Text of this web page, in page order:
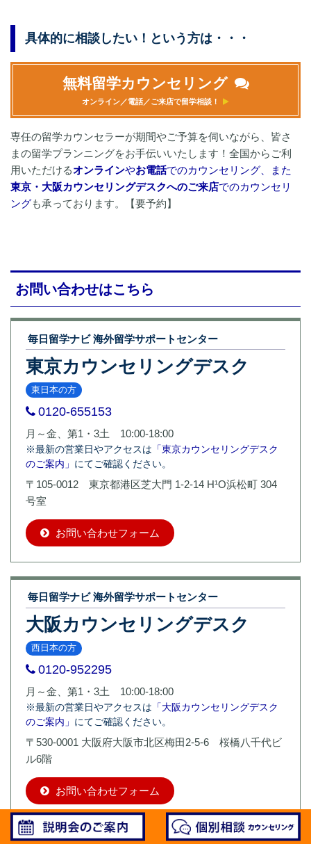
具体的に相談したい！という方は・・・
無料留学カウンセリング
オンライン／電話／ご来店で留学相談！
専任の留学カウンセラーが期間やご予算を伺いながら、皆さ
まの留学プランニングをお手伝いいたします！全国からご利
用いただけるオンラインやお電話でのカウンセリング、また
東京・大阪カウンセリングデスクへのご来店でのカウンセリ
ングも承っております。【要予約】
お問い合わせはこちら
毎日留学ナビ 海外留学サポートセンター
東京カウンセリングデスク
東日本の方
0120-655153
月～金、第1・3土 10:00-18:00
※最新の営業日やアクセスは 「東京カウンセリングデスク
のご案内」 にてご確認ください。
〒105-0012 東京都港区芝大門 1-2-14 H¹O浜松町 304
号室
お問い合わせフォーム
毎日留学ナビ 海外留学サポートセンター
大阪カウンセリングデスク
西日本の方
0120-952295
月～金、第1・3土 10:00-18:00
※最新の営業日やアクセスは 「大阪カウンセリングデスク
のご案内」 にてご確認ください。
〒530-0001 大阪府大阪市北区梅田2-5-6 桜橋八千代ビ
ル6階
お問い合わせフォーム